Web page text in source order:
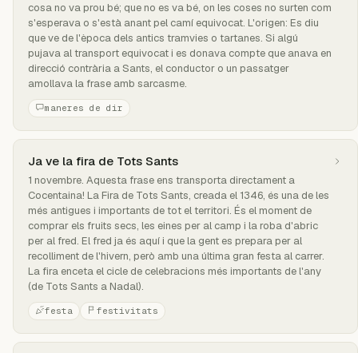
cosa no va prou bé; que no es va bé, on les coses no surten com
s'esperava o s'està anant pel camí equivocat. L'origen: Es diu
que ve de l'època dels antics tramvies o tartanes. Si algú
pujava al transport equivocat i es donava compte que anava en
direcció contrària a Sants, el conductor o un passatger
amollava la frase amb sarcasme.
maneres de dir
Ja ve la fira de Tots Sants
1 novembre. Aquesta frase ens transporta directament a
Cocentaina! La Fira de Tots Sants, creada el 1346, és una de les
més antigues i importants de tot el territori. És el moment de
comprar els fruits secs, les eines per al camp i la roba d'abric
per al fred. El fred ja és aquí i que la gent es prepara per al
recolliment de l'hivern, però amb una última gran festa al carrer.
La fira enceta el cicle de celebracions més importants de l'any
(de Tots Sants a Nadal).
festa festivitats